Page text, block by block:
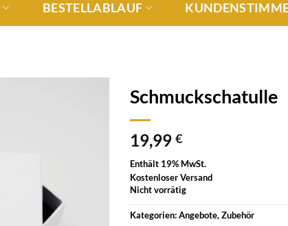
BESTELLABLAUF
Schmuckschatulle
19,99 €
Enthält 19% MwSt.
Kostenloser Versand
Nicht vorrätig
Kategorien:Angebote,Zubehör